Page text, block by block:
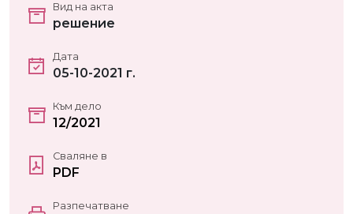
Вид на акта
решение
Дата
05-10-2021 г.
Към дело
12/2021
Сваляне в
PDF
Разпечатване